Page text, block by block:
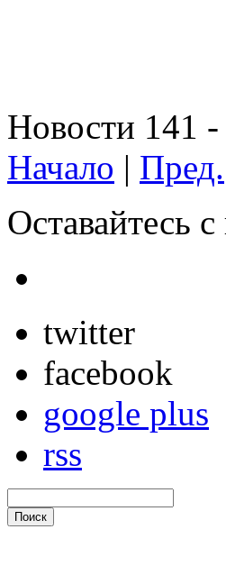
Новости 141 -
Начало | Пред.
Оставайтесь
twitter
facebook
google plus
rss